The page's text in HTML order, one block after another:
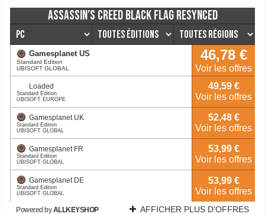
sécurité lors d'une nuit étrange dans un siège social
déserté à Londres, sur fond de crise financière et
d'attaque ransomware mondiale. Ellingby House gratuit
sur Steam : c'est quel jeu noté 9/10 ? Sorti le 10 février
2025, Ellingby House est un jeu d'aventure et de puzzle
en point-and-click à la première personne. Le studio
parle d'"a first-person point-and-click puzzle
adventure" où l'on explore un immeuble via des
panoramas 360° pré-rendus en fouillant objets,
ordinateurs et mécanismes. Vous patrouillez dans les
bureaux délabrés de J.R Holder and Sons, officiellement
fermés pour rénovation, mais de nombreux détails
laissent penser que quelque chose cloche. L'ambiance
rappelle des classiques comme Myst ou INFRA : pas de
jumpscares, mais une progression lente basée sur
l'observation, la lecture de documents et la